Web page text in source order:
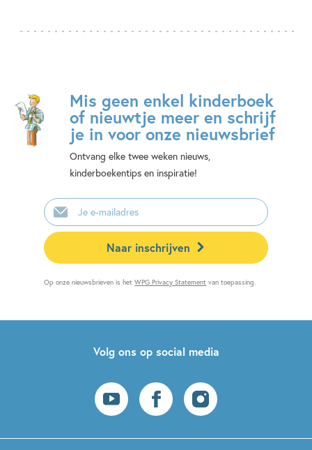
Mis geen enkel kinderboek
of nieuwtje meer en schrijf
je in voor onze nieuwsbrief
Ontvang elke twee weken nieuws,
kinderboekentips en inspiratie!
E-
mailadres
Naar inschrijven
Op onze nieuwsbrieven is hetWPG Privacy Statement van toepassing.
Volg ons op social media